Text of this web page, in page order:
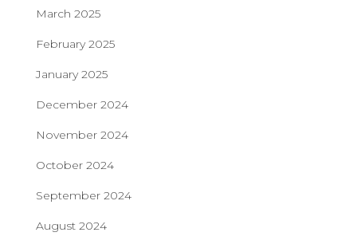
March 2025
February 2025
January 2025
December 2024
November 2024
October 2024
September 2024
August 2024